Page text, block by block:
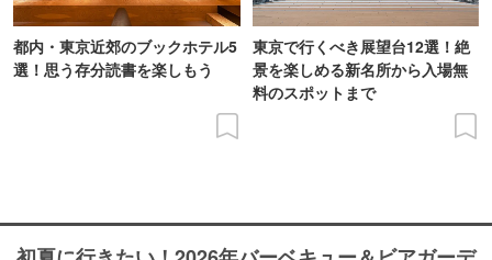
都内・東京近郊のブックホテル5
選！思う存分読書を楽しもう
東京で行くべき展望台12選！絶
景を楽しめる新名所から入場無
料のスポットまで